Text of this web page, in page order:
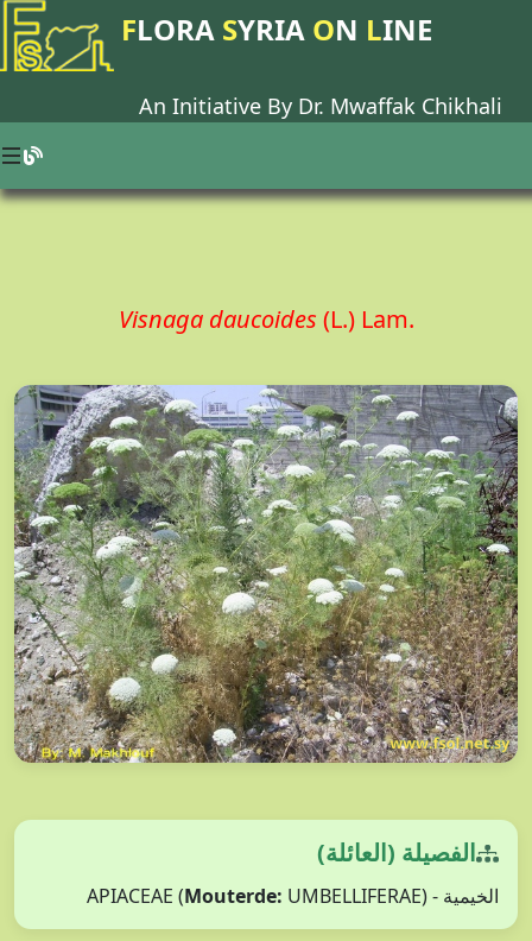
FLORA SYRIA ON LINE
An Initiative By Dr. Mwaffak Chikhali
Visnaga daucoides (L.) Lam.
الفصيلة (العائلة)
الخيمية - APIACEAE ( Mouterde: UMBELLIFERAE)